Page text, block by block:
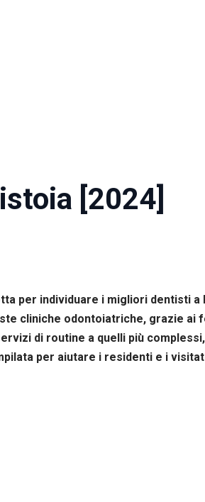
[2024]
per individuare i migliori dentisti
cliniche odontoiatriche, grazie
di routine a quelli più
per aiutare i residenti e i